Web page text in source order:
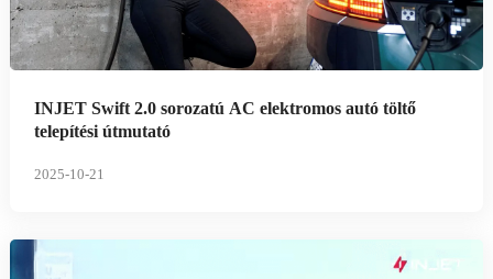
INJET Swift 2.0 sorozatú AC elektromos autó töltő
telepítési útmutató
2025-10-21